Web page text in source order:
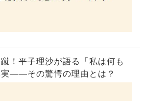
蹴！平子理沙が語る「私は何も
実——その驚愕の理由とは？